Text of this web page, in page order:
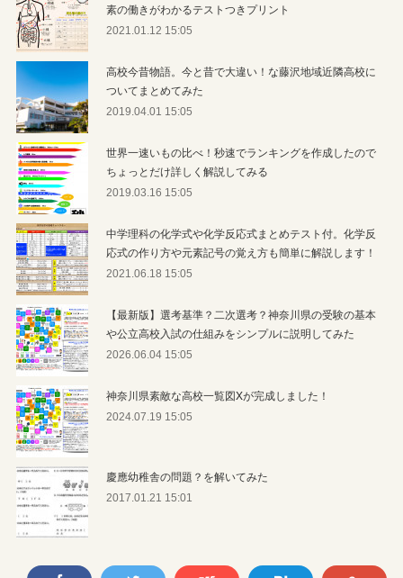
素の働きがわかるテストつきプリント
2021.01.12 15:05
高校今昔物語。今と昔で大違い！な藤沢地域近隣高校に
ついてまとめてみた
2019.04.01 15:05
世界一速いもの比べ！秒速でランキングを作成したので
ちょっとだけ詳しく解説してみる
2019.03.16 15:05
中学理科の化学式や化学反応式まとめテスト付。化学反
応式の作り方や元素記号の覚え方も簡単に解説します！
2021.06.18 15:05
【最新版】選考基準？二次選考？神奈川県の受験の基本
や公立高校入試の仕組みをシンプルに説明してみた
2026.06.04 15:05
神奈川県素敵な高校一覧図Xが完成しました！
2024.07.19 15:05
慶應幼稚舎の問題？を解いてみた
2017.01.21 15:01